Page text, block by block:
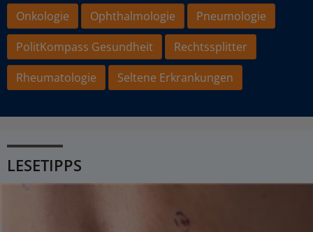
Onkologie
Ophthalmologie
Pneumologie
PolitKompass Gesundheit
Rechtssplitter
Rheumatologie
Seltene Erkrankungen
LESETIPPS